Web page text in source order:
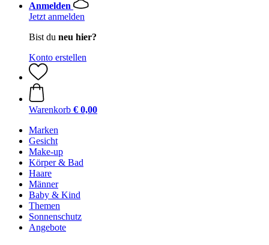
Anmelden
Jetzt anmelden
Bist du neu hier?
Konto erstellen
Warenkorb € 0,00
Marken
Gesicht
Make-up
Körper & Bad
Haare
Männer
Baby & Kind
Themen
Sonnenschutz
Angebote